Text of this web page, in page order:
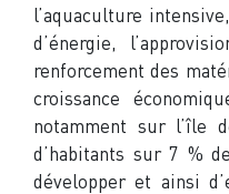
l’aquaculture
d’énergie,
renforcement des
croissance
notamment sur l’île
d’habitants sur 7 %
développer et ainsi